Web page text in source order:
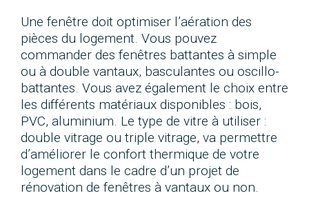
Une fenêtre doit optimiser l’aération des
pièces du logement. Vous pouvez
commander des fenêtres battantes à simple
ou à double vantaux, basculantes ou oscillo-
battantes. Vous avez également le choix entre
les différents matériaux disponibles : bois,
PVC, aluminium. Le type de vitre à utiliser :
double vitrage ou triple vitrage, va permettre
d’améliorer le confort thermique de votre
logement dans le cadre d’un projet de
rénovation de fenêtres à vantaux ou non.